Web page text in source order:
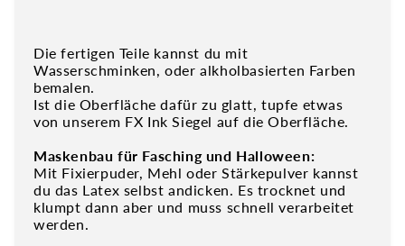
Die fertigen Teile kannst du mit
Wasserschminken, oder alkholbasierten Farben
bemalen.
Ist die Oberfläche dafür zu glatt, tupfe etwas
von unserem FX Ink Siegel auf die Oberfläche.
Maskenbau für Fasching und Halloween:
Mit Fixierpuder, Mehl oder Stärkepulver kannst
du das Latex selbst andicken. Es trocknet und
klumpt dann aber und muss schnell verarbeitet
werden.